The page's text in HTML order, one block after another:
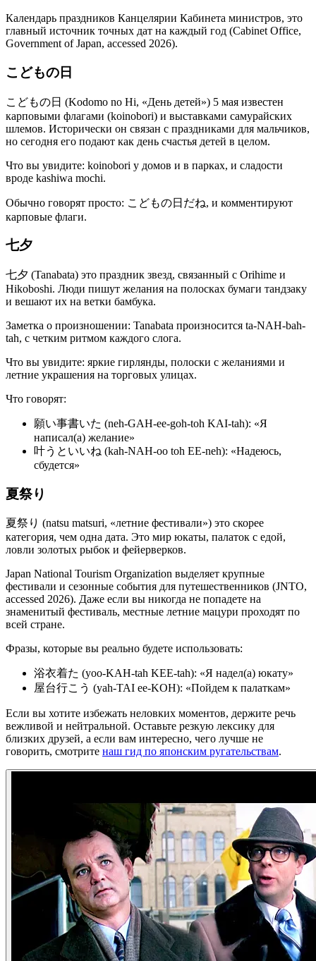
Календарь праздников Канцелярии Кабинета министров, это
главный источник точных дат на каждый год (Cabinet Office,
Government of Japan, accessed 2026).
こどもの日
こどもの日 (Kodomo no Hi, «День детей») 5 мая известен
карповыми флагами (koinobori) и выставками самурайских
шлемов. Исторически он связан с праздниками для мальчиков,
но сегодня его подают как день счастья детей в целом.
Что вы увидите: koinobori у домов и в парках, и сладости
вроде kashiwa mochi.
Обычно говорят просто: こどもの日だね, и комментируют
карповые флаги.
七夕
七夕 (Tanabata) это праздник звезд, связанный с Orihime и
Hikoboshi. Люди пишут желания на полосках бумаги тандзаку
и вешают их на ветки бамбука.
Заметка о произношении: Tanabata произносится ta-NAH-bah-
tah, с четким ритмом каждого слога.
Что вы увидите: яркие гирлянды, полоски с желаниями и
летние украшения на торговых улицах.
Что говорят:
願い事書いた (neh-GAH-ee-goh-toh KAI-tah): «Я
написал(а) желание»
叶うといいね (kah-NAH-oo toh EE-neh): «Надеюсь,
сбудется»
夏祭り
夏祭り (natsu matsuri, «летние фестивали») это скорее
категория, чем одна дата. Это мир юкаты, палаток с едой,
ловли золотых рыбок и фейерверков.
Japan National Tourism Organization выделяет крупные
фестивали и сезонные события для путешественников (JNTO,
accessed 2026). Даже если вы никогда не попадете на
знаменитый фестиваль, местные летние мацури проходят по
всей стране.
Фразы, которые вы реально будете использовать:
浴衣着た (yoo-KAH-tah KEE-tah): «Я надел(а) юкату»
屋台行こう (yah-TAI ee-KOH): «Пойдем к палаткам»
Если вы хотите избежать неловких моментов, держите речь
вежливой и нейтральной. Оставьте резкую лексику для
близких друзей, а если вам интересно, чего лучше не
говорить, смотрите наш гид по японским ругательствам.